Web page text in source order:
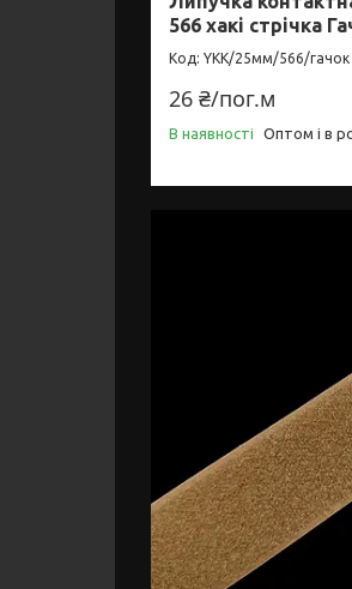
566 хакі стрічка
YKK/25мм/566/гачок
26 ₴/пог.м
В наявності Оптом і в